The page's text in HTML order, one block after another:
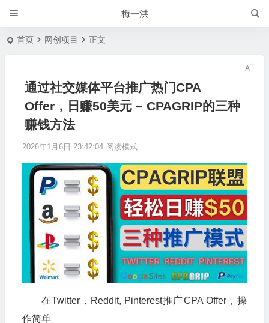
梅一洪
首页 网创项目 正文
通过社交媒体平台推广热门CPA
Offer，日赚50美元 – CPAGRIP的三种
赚钱方法
2026年1月6日 23:42:04 阅读模式
在Twitter，Reddit, Pinterest推广CPA Offer，操
作简单